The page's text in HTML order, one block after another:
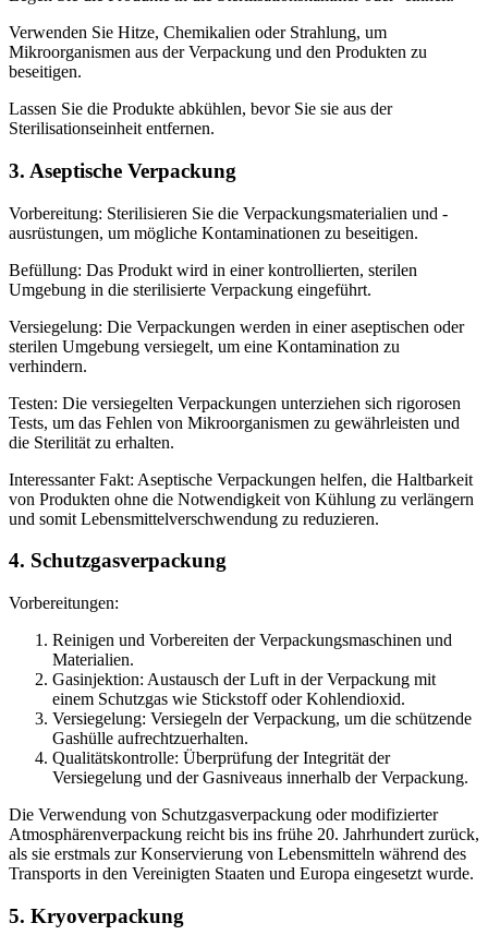
Verwenden Sie Hitze, Chemikalien oder Strahlung, um
Mikroorganismen aus der Verpackung und den Produkten zu
beseitigen.
Lassen Sie die Produkte abkühlen, bevor Sie sie aus der
Sterilisationseinheit entfernen.
3. Aseptische Verpackung
Vorbereitung: Sterilisieren Sie die Verpackungsmaterialien und -
ausrüstungen, um mögliche Kontaminationen zu beseitigen.
Befüllung: Das Produkt wird in einer kontrollierten, sterilen
Umgebung in die sterilisierte Verpackung eingeführt.
Versiegelung: Die Verpackungen werden in einer aseptischen oder
sterilen Umgebung versiegelt, um eine Kontamination zu
verhindern.
Testen: Die versiegelten Verpackungen unterziehen sich rigorosen
Tests, um das Fehlen von Mikroorganismen zu gewährleisten und
die Sterilität zu erhalten.
Interessanter Fakt: Aseptische Verpackungen helfen, die Haltbarkeit
von Produkten ohne die Notwendigkeit von Kühlung zu verlängern
und somit Lebensmittelverschwendung zu reduzieren.
4. Schutzgasverpackung
Vorbereitungen:
Reinigen und Vorbereiten der Verpackungsmaschinen und
Materialien.
Gasinjektion: Austausch der Luft in der Verpackung mit
einem Schutzgas wie Stickstoff oder Kohlendioxid.
Versiegelung: Versiegeln der Verpackung, um die schützende
Gashülle aufrechtzuerhalten.
Qualitätskontrolle: Überprüfung der Integrität der
Versiegelung und der Gasniveaus innerhalb der Verpackung.
Die Verwendung von Schutzgasverpackung oder modifizierter
Atmosphärenverpackung reicht bis ins frühe 20. Jahrhundert zurück,
als sie erstmals zur Konservierung von Lebensmitteln während des
Transports in den Vereinigten Staaten und Europa eingesetzt wurde.
5. Kryoverpackung